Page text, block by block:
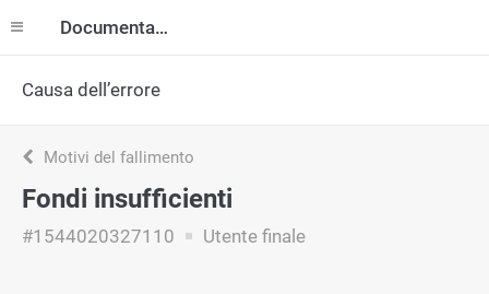
Documentazione
Causa dell’errore
Motivi del fallimento
Fondi insufficienti
#1544020327110 Utente finale